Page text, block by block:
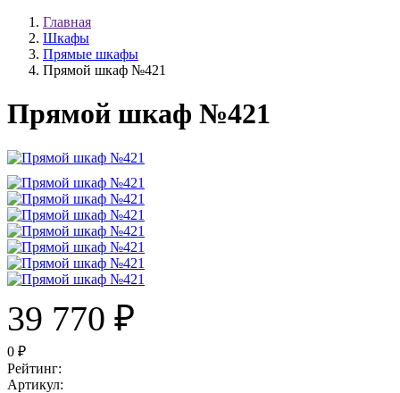
Главная
Шкафы
Прямые шкафы
Прямой шкаф №421
Прямой шкаф №421
39 770 ₽
0 ₽
Рейтинг:
Артикул: